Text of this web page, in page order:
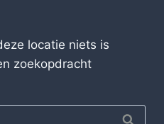
locatie niets is
zoekopdracht